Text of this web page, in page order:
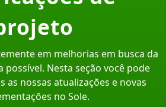
em melhorias em busca da
Nesta seção você pode
as nossas atualizações e novas
no Sole.